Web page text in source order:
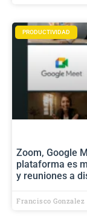
PRODUCTIVIDAD
Zoom, Google
plataforma es
y reuniones a
Francisco Gonzalez